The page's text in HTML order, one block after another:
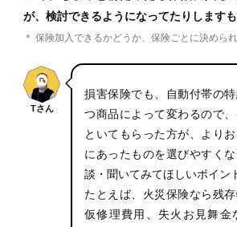
が、検討できるようになってたりしますも
＊ 保険加入できるかどうか、保険ごとに決めら
Tさん
損害保険でも、自動付帯の
つ商品によって変わるので
といてもらった方が、より
にあったものを選びやすく
談・聞いてみてほしいポイン
たとえば、火災保険なら残
仮修理費用、失火お見舞金